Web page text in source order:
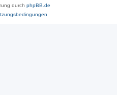
durch phpBB.de